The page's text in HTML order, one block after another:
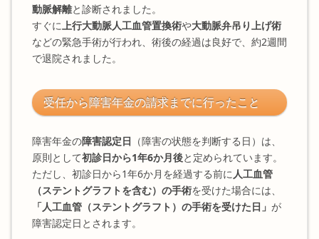
動脈解離と診断されました。
すぐに上行大動脈人工血管置換術や大動脈弁吊り上げ術
などの緊急手術が行われ、術後の経過は良好で、約2週間
で退院されました。
受任から障害年金の請求までに行ったこと
障害年金の障害認定日 （障害の状態を判断する日）は、
原則として初診日から1年6か月後と定められています。
ただし、初診日から1年6か月を経過する前に人工血管
（ステントグラフトを含む）の手術を受けた場合には、
「人工血管（ステントグラフト）の手術を受けた日」 が
障害認定日とされます。